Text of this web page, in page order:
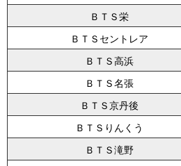
ＢＴＳ栄
ＢＴＳセントレア
ＢＴＳ高浜
ＢＴＳ名張
ＢＴＳ京丹後
ＢＴＳりんくう
ＢＴＳ滝野